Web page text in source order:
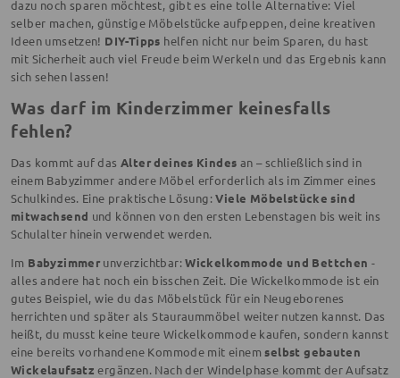
dazu noch sparen möchtest, gibt es eine tolle Alternative: Viel
selber machen, günstige Möbelstücke aufpeppen, deine kreativen
Ideen umsetzen! DIY-Tipps helfen nicht nur beim Sparen, du hast
mit Sicherheit auch viel Freude beim Werkeln und das Ergebnis kann
sich sehen lassen!
Was darf im Kinderzimmer keinesfalls
fehlen?
Das kommt auf dasAlter deines Kindes an – schließlich sind in
einem Babyzimmer andere Möbel erforderlich als im Zimmer eines
Schulkindes. Eine praktische Lösung:Viele Möbelstücke sind
mitwachsend und können von den ersten Lebenstagen bis weit ins
Schulalter hinein verwendet werden.
Im Babyzimmer unverzichtbar:Wickelkommode und Bettchen -
alles andere hat noch ein bisschen Zeit. Die Wickelkommode ist ein
gutes Beispiel, wie du das Möbelstück für ein Neugeborenes
herrichten und später als Stauraummöbel weiter nutzen kannst. Das
heißt, du musst keine teure Wickelkommode kaufen, sondern kannst
eine bereits vorhandene Kommode mit einem selbst gebauten
Wickelaufsatz ergänzen. Nach der Windelphase kommt der Aufsatz